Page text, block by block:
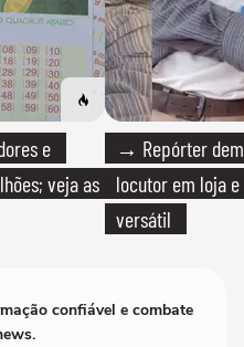
e
veja as
→ Repórter
locutor em loja
versátil
confiável e combate